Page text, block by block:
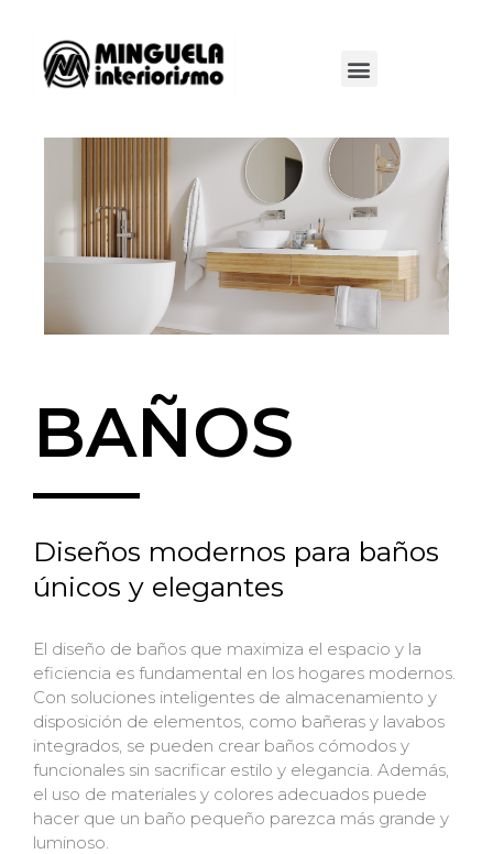
BAÑOS
Diseños modernos para baños
únicos y elegantes
El diseño de baños que maximiza el espacio y la
eficiencia es fundamental en los hogares modernos.
Con soluciones inteligentes de almacenamiento y
disposición de elementos, como bañeras y lavabos
integrados, se pueden crear baños cómodos y
funcionales sin sacrificar estilo y elegancia. Además,
el uso de materiales y colores adecuados puede
hacer que un baño pequeño parezca más grande y
luminoso.